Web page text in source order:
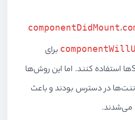
componentDidMount،
برای
مدیریت Side Effectها استفاده کنند. اما این روش‌ها
در دسترس بودند و باعث
می‌شدند.